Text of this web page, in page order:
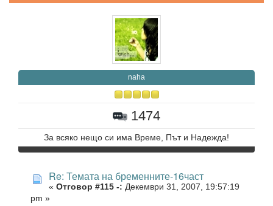
naha
1474
За всяко нещо си има Време, Път и Надежда!
Re: Темата на бременните-16част
« Отговор #115 -: Декември 31, 2007, 19:57:19
pm »